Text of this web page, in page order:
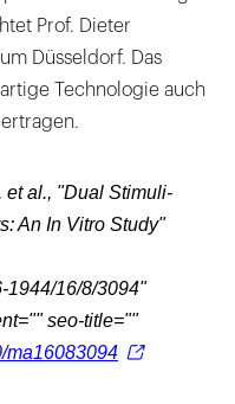
Prof. Dieter
Düsseldorf. Das
Technologie auch
et al., "Dual Stimuli-
An In Vitro Study"
1944/16/8/3094"
seo-title=""
ma16083094